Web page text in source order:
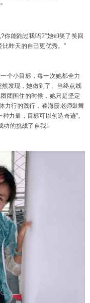
你能跑过我吗?”她却笑了笑回
昨天的自己更优秀。”
个小目标，每一次她都全力
发现，她做到了。当终点线
团围住的时候，她只是坚定
力行的践行，翟海霞老师鼓舞
力量，目标可以创造奇迹”。
功的挑战了自我!